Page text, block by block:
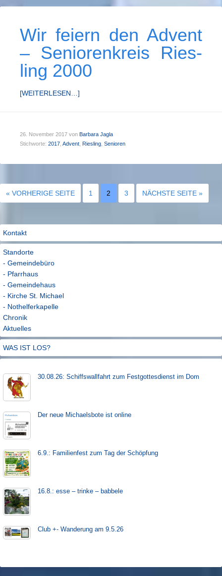
Wir feiern den Ad­vent
– Se­nior­en­kreis Ries­
ling 2000
[WEITERLESEN…]
26. November 2017 von Barbara Jagla
Stichworte: 2017 Advent Riesling Senioren
« VORHERIGE SEITE 1 2 3 NÄCHSTE SEITE »
Kontakt
Standorte
- Gemeindebüro
- Pfarrhaus
- Gemeindehaus
- Kirche St. Michael
- Nothelferkapelle
Chronik
Aktuelles
WAS IST LOS?
30.08.26: Schiffs­­wall­fahr­t zum Fest­gott­es­dienst im Dom
Der neue Michaels­bote ist on­line
6.9.: Familienfest zum Tag der Schöpfung
16.8.: esse – trinke – babbele
Club +- Wanderung am 9.5.26